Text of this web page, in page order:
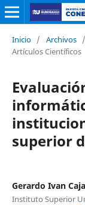
Inicio / Archivos /
Artículos Científicos
superior
Gerardo Ivan
Instituto Superior